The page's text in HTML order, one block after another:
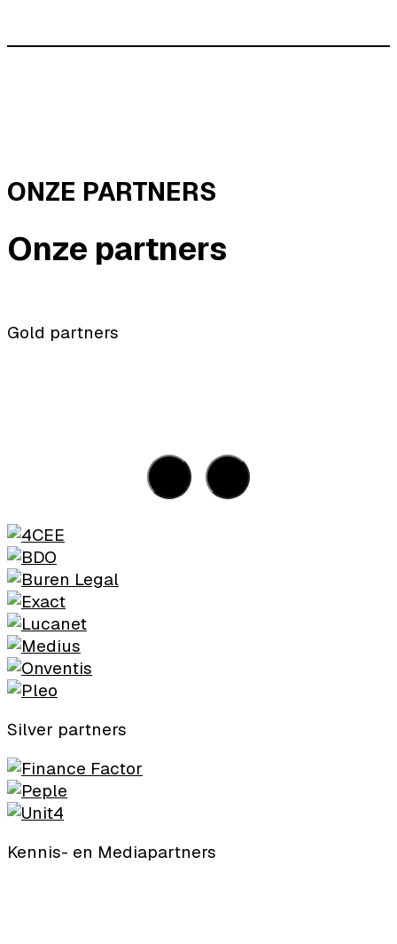
ONZE PARTNERS
Onze partners
Gold partners
Silver partners
Kennis- en Mediapartners